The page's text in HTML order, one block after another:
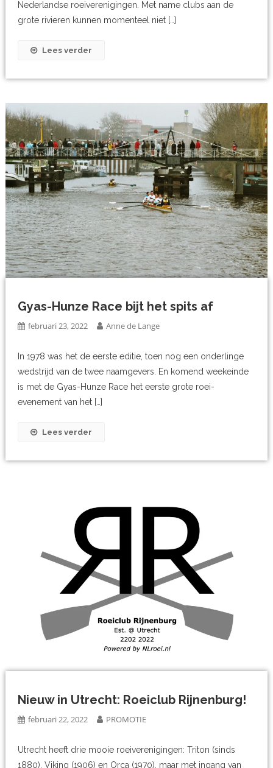
Nederlandse roeiverenigingen. Met name clubs aan de
grote rivieren kunnen momenteel niet […]
Lees verder
Gyas-Hunze Race bijt het spits af
februari 23, 2022 Anne de Lange
In 1978 was het de eerste editie, toen nog een onderlinge
wedstrijd van de twee naamgevers. En komend weekeinde
is met de Gyas-Hunze Race het eerste grote roei-
evenement van het […]
Lees verder
Nieuw in Utrecht: Roeiclub Rijnenburg!
februari 22, 2022 PROMOTIE
Utrecht heeft drie mooie roeiverenigingen: Triton (sinds
1880), Viking (1906) en Orca (1970), maar met ingang van